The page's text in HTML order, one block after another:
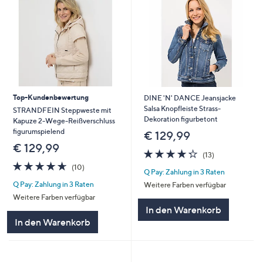
Top-Kundenbewertung
STRANDFEIN Steppweste mit
Kapuze 2-Wege-Reißverschluss
figurumspielend
€ 129,99
4.6
von
5
(10)10
Q Pay: Zahlung in 3 Raten
Weitere Farben verfügbar
In den Warenkorb
DINE 'N' DANCE Jeansjacke
Salsa Knopfleiste Strass-
Dekoration figurbetont
€ 129,99
4.2
von
5
(13)
Q Pay: Zahlung in 3 Raten
Weitere Farben verfügbar
In den Warenkorb